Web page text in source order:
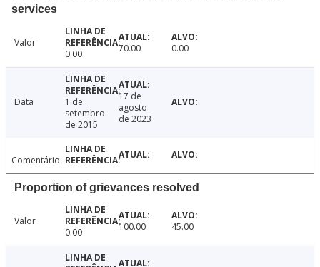
services
Valor
0.00
70.00 0.00
Data
1 de
setembro
de 2015
17 de
agosto
de 2023
Comentário
Proportion of grievances resolved
Valor
0.00
100.00 45.00